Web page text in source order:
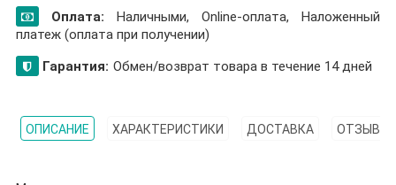
кабеля
Оплата: Наличными, Online-оплата, Наложенный
платеж (оплата при получении)
Гарантия: Обмен/возврат товара в течение 14 дней
ОПИСАНИЕ ХАРАКТЕРИСТИКИ ДОСТАВКА ОТЗЫВЫ